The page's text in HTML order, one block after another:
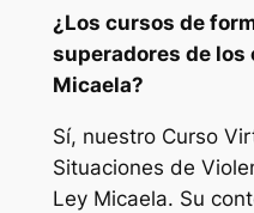
¿Los cursos de
superadores de los
Micaela?
Sí, nuestro Curso
Situaciones de
Ley Micaela. Su